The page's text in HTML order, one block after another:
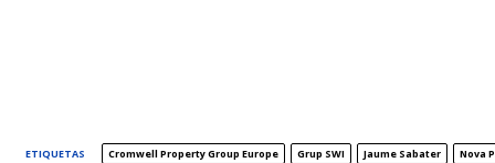
ETIQUETAS Cromwell Property Group Europe Grup SWI Jaume Sabater Nova